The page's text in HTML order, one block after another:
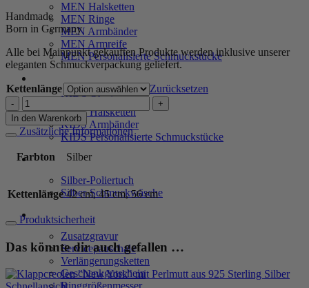
MEN Halsketten
MEN Ringe
MEN Armbänder
MEN Armreife
MEN Personalisierte Schmuckstücke
KIDS Ohrringe
KIDS Halsketten
KIDS Armbänder
KIDS Personalisierte Schmuckstücke
PRODUKTPFLEGE
Silber-Poliertuch
Silber-Schmuckwäsche
SERVICE
Zusatzgravur
Servicepauschale
Verlängerungsketten
Geschenkgutschein
Ringgrößenmesser
Handmade
Born in Germany
Alle bei Mainpunkt gekauften Produkte werden inklusive unserer
eleganten Schmuckverpackung geliefert.
Kettenlänge
Zurücksetzen
Kette
„New
York“
Mini
mit
rosa
Perlmutt
aus
925er
Sterling
Silber
Menge
In den Warenkorb
Zusätzliche Informationen
Farbton Silber
Kettenlänge 42 cm, 45 cm, 56 cm
Produktsicherheit
Das könnte dir auch gefallen …